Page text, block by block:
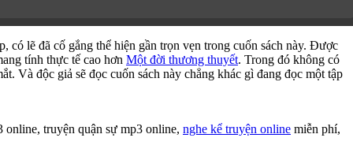
lẽ đã cố gắng thể hiện gần trọn vẹn trong cuốn sách này. Được
tính thực tế cao hơn Một đời thương thuyết. Trong đó không có
Và độc giả sẽ đọc cuốn sách này chẳng khác gì đang đọc một tập
online, truyện quận sự mp3 online, nghe kể truyện online miễn phí,